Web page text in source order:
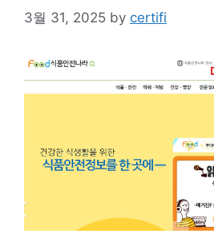
3월 31, 2025 by certifi